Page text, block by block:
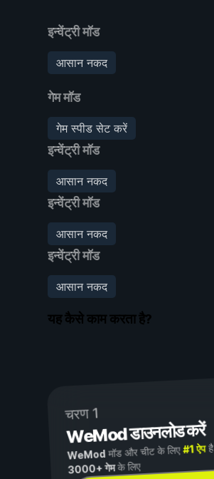
इन्वेंट्री मॉड
आसान नकद
गेम मॉड
गेम स्पीड सेट करें
इन्वेंट्री मॉड
आसान नकद
इन्वेंट्री मॉड
आसान नकद
इन्वेंट्री मॉड
आसान नकद
यह कैसे काम करता है?
चरण 1
WeMod डाउनलोड करें
WeMod मॉड और चीट के लिए#1 ऐपहै
3000+ गेमके लिए